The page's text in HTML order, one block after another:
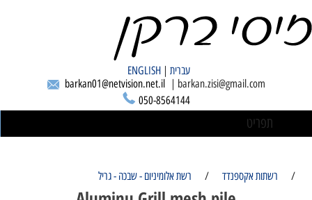
עברית |
ENGLISH
barkan01@netvision.net.il | barkan.zisi@gmail.com
050-8564144
תפריט
/ רשתות אקספנדד / רשת אלומיניום - שבכה - גריל